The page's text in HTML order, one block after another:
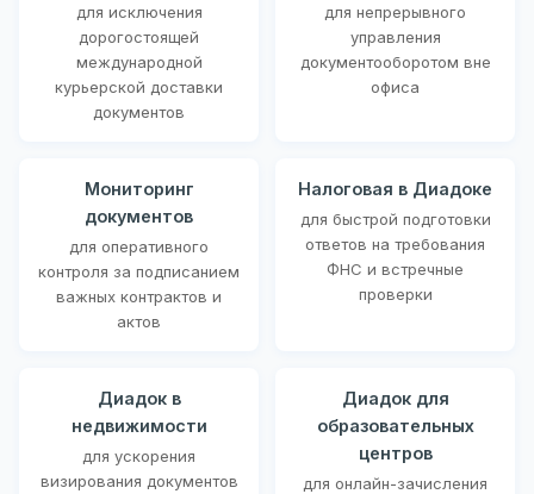
для исключения
дорогостоящей
международной
курьерской доставки
документов
для непрерывного
управления
документооборотом вне
офиса
Мониторинг
документов
для оперативного
контроля за подписанием
важных контрактов и
актов
Налоговая в Диадоке
для быстрой подготовки
ответов на требования
ФНС и встречные
проверки
Диадок в
недвижимости
для ускорения
визирования документов
Диадок для
образовательных
центров
для онлайн-зачисления